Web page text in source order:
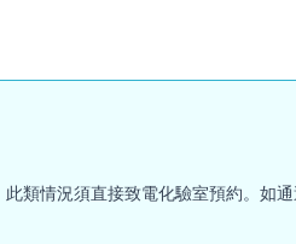
類情況須直接致電化驗室預約。如